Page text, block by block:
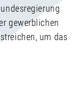
gewerblichen
um das